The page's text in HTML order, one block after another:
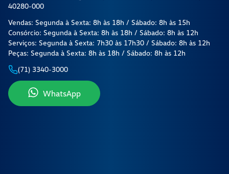
40280-000
Vendas: Segunda à Sexta: 8h às 18h / Sábado: 8h às 15h
Consórcio: Segunda à Sexta: 8h às 18h / Sábado: 8h às 12h
Serviços: Segunda à Sexta: 7h30 às 17h30 / Sábado: 8h às 12h
Peças: Segunda à Sexta: 8h às 18h / Sábado: 8h às 12h
(71) 3340-3000
WhatsApp